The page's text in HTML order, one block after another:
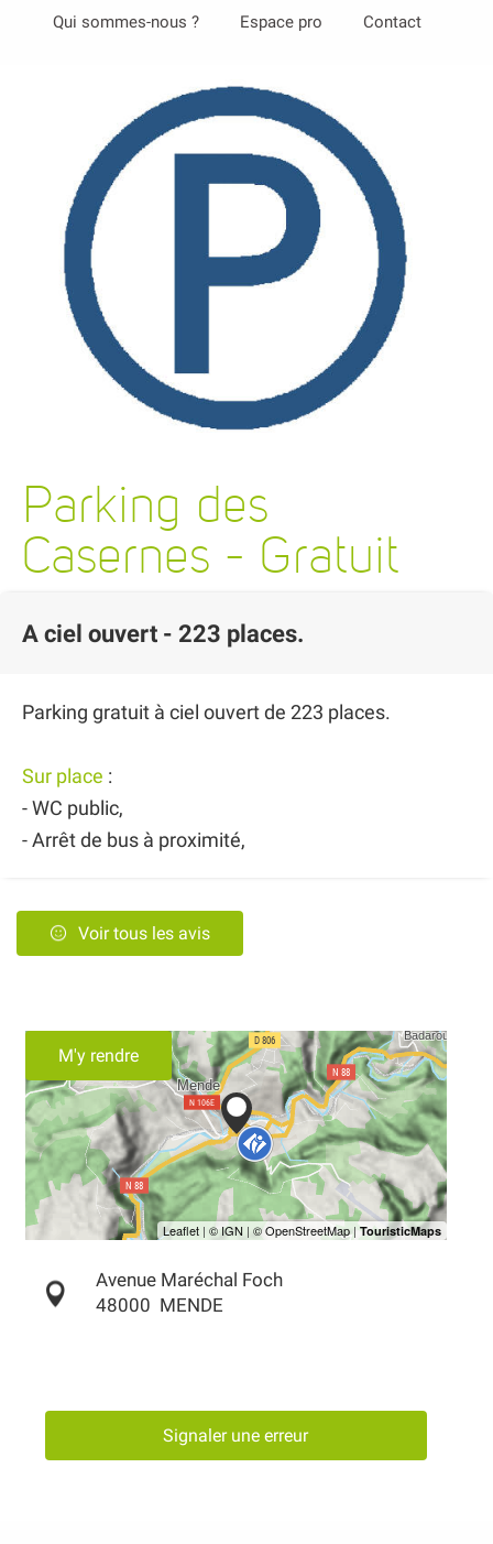
Qui sommes-nous ? Espace pro Contact
Parking des
Casernes - Gratuit
A ciel ouvert - 223 places.
Parking gratuit à ciel ouvert de 223 places.
Sur place :
- WC public,
- Arrêt de bus à proximité,
Voir tous les avis
M'y rendre
Avenue Maréchal Foch
48000 MENDE
Signaler une erreur